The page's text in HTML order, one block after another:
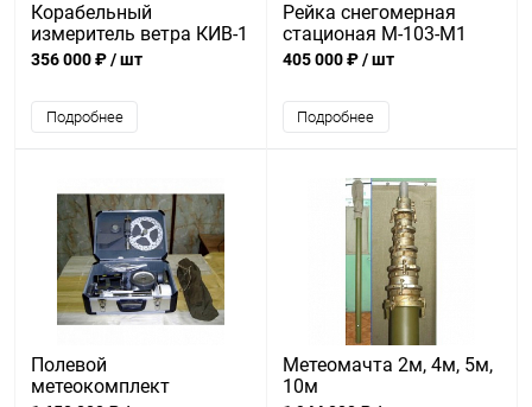
Корабельный
измеритель ветра КИВ-1
(КИВ 1, КИВ1)
356 000 ₽/ шт
Подробнее
Рейка снегомерная
стационая М-103-М1
405 000 ₽/ шт
Подробнее
Полевой
метеокомплект
Метеомачта 2м, 4м, 5м,
10м